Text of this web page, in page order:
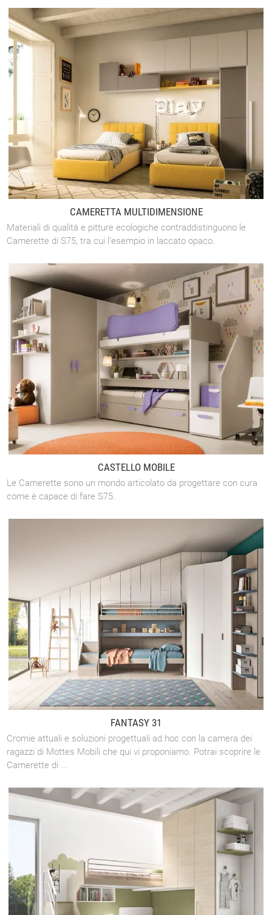
CAMERETTA MULTIDIMENSIONE
Materiali di qualità e pitture ecologiche contraddistinguono le
Camerette di S75, tra cui l'esempio in laccato opaco.
CASTELLO MOBILE
Le Camerette sono un mondo articolato da progettare con cura
come è capace di fare S75.
FANTASY 31
Cromie attuali e soluzioni progettuali ad hoc con la camera dei
ragazzi di Mottes Mobili che qui vi proponiamo. Potrai scoprire le
Camerette di ...